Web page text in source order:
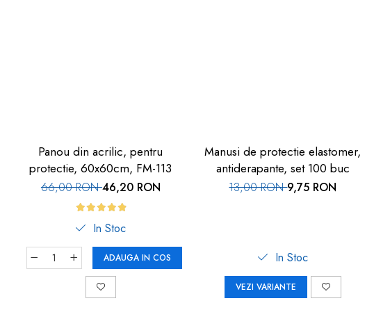
Panou din acrilic, pentru
protectie, 60x60cm, FM-113
66,00 RON46,20 RON
In Stoc
ADAUGA IN COS
Manusi de protectie elastomer,
antiderapante, set 100 buc
13,00 RON9,75 RON
In Stoc
VEZI VARIANTE